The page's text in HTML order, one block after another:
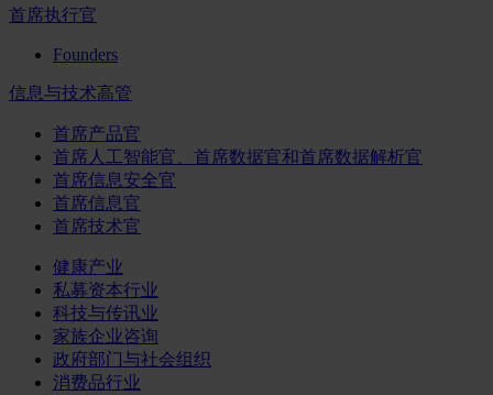
首席执行官
Founders
信息与技术高管
首席产品官
首席人工智能官、首席数据官和首席数据解析官
首席信息安全官
首席信息官
首席技术官
健康产业
私募资本行业
科技与传讯业
家族企业咨询
政府部门与社会组织
消费品行业